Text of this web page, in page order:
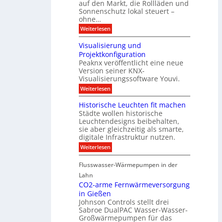
E
n
e
D
a
t
e
n
a
n
a
l
y
s
e
d
i
r
e
k
t
i
n
d
e
r
n
r
a
s
t
r
u
r
e
r
C
o
n
t
o
l
l
e
r
m
t
K
N
X
-
I
n
t
g
a
t
i
o
n
auf den Markt, die Rollläden und
Sonnenschutz lokal steuert –
ohne…
Weiterlesen:
S
e
u
e
r
u
n
g
f
ü
r
S
o
n
n
e
n
c
t
z
Visualisierung und
Projektkonfiguration
Peaknx veröffentlicht eine neue
Version seiner KNX-
Visualisierungssoftware Youvi.
Weiterlesen:
V
s
u
a
l
i
s
i
e
r
g
u
n
d
P
r
Historische Leuchten fit machen
Städte wollen historische
Leuchtendesigns beibehalten,
sie aber gleichzeitig als smarte,
digitale Infrastruktur nutzen.
Weiterlesen:
H
s
r
i
s
c
h
Flusswasser-Wärmepumpen in der
Lahn
CO2-arme Fernwärmeversorgung
in Gießen
Johnson Controls stellt drei
Sabroe DualPAC Wasser-Wasser-
Großwärmepumpen für das